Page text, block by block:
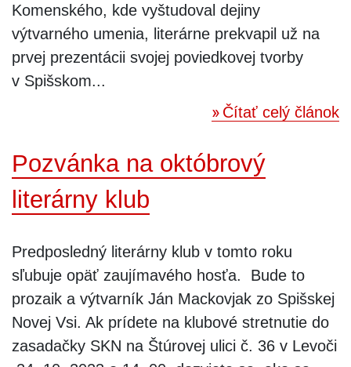
Komenského, kde vyštudoval dejiny
výtvarného umenia, literárne prekvapil už na
prvej prezentácii svojej poviedkovej tvorby
v Spišskom...
Čítať celý článok
Pozvánka na októbrový
literárny klub
Predposledný literárny klub v tomto roku
sľubuje opäť zaujímavého hosťa. Bude to
prozaik a výtvarník Ján Mackovjak zo Spišskej
Novej Vsi. Ak prídete na klubové stretnutie do
zasadačky SKN na Štúrovej ulici č. 36 v Levoči